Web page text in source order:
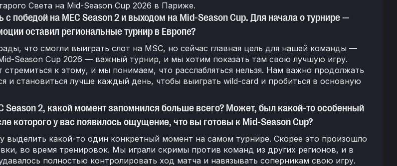
Света на Mid-Season Cup 2026 в Париже.
с победой на MEC Season 2 и выходом на Mid-Season Cup. Для начала о турнире —
оставил региональные турнир в Европе?
что смогли выиграть слот на MSC, но сейчас главная цель для нашей команды —
Season Cup 2026 — важный турнир, и мы хотим показать там свою лучшую игру.
стремиться к этому, и мы понимаем, что расслабляться нельзя. Нам важно продолжать
и становиться лучше каждый день, чтобы выиграть wild-card и пробиться в основную
Season 2, какой момент запомнился больше всего? Может, был какой-то особенный
которого у вас появилось ощущение, что вы готовы к Mid-Season Cup?
выделить какой-то один конкретный момент на самом турнире. Скорее это произошло
во время тренировок. Мы играли скримы против команд из других регионов, и в
полностью контролировать ход матча и навязывать соперникам свою игру.